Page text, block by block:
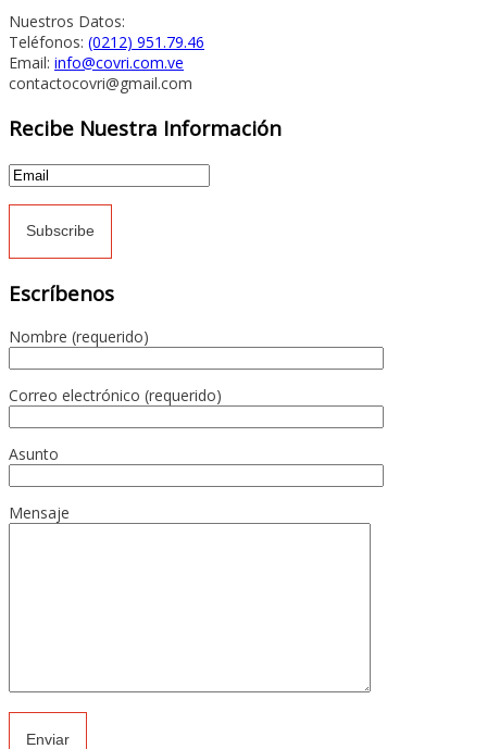
Nuestros Datos:
Teléfonos: (0212) 951.79.46
Email: info@covri.com.ve
contactocovri@gmail.com
Recibe Nuestra Información
Escríbenos
Nombre (requerido)
Correo electrónico (requerido)
Asunto
Mensaje